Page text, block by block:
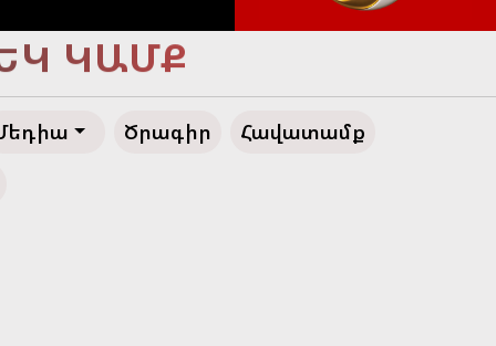
ԱՊԱԳԱ
Ծրագիր Հավատամք